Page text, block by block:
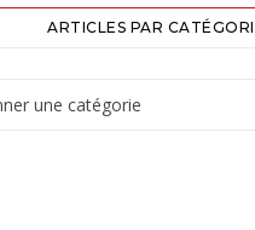
ARTICLES PAR